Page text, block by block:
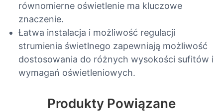
równomierne oświetlenie ma kluczowe
znaczenie.
Łatwa instalacja i możliwość regulacji
strumienia świetlnego zapewniają możliwość
dostosowania do różnych wysokości sufitów i
wymagań oświetleniowych.
Produkty Powiązane